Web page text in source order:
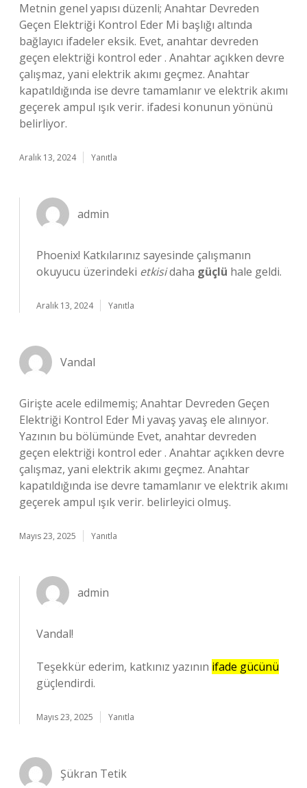
Metnin genel yapısı düzenli; Anahtar Devreden
Geçen Elektriği Kontrol Eder Mi başlığı altında
bağlayıcı ifadeler eksik. Evet, anahtar devreden
geçen elektriği kontrol eder . Anahtar açıkken devre
çalışmaz, yani elektrik akımı geçmez. Anahtar
kapatıldığında ise devre tamamlanır ve elektrik akımı
geçerek ampul ışık verir. ifadesi konunun yönünü
belirliyor.
Aralık 13, 2024 Yanıtla
admin
Phoenix! Katkılarınız sayesinde çalışmanın
okuyucu üzerindeki etkisidaha güçlü hale geldi.
Aralık 13, 2024 Yanıtla
Vandal
Girişte acele edilmemiş; Anahtar Devreden Geçen
Elektriği Kontrol Eder Mi yavaş yavaş ele alınıyor.
Yazının bu bölümünde Evet, anahtar devreden
geçen elektriği kontrol eder . Anahtar açıkken devre
çalışmaz, yani elektrik akımı geçmez. Anahtar
kapatıldığında ise devre tamamlanır ve elektrik akımı
geçerek ampul ışık verir. belirleyici olmuş.
Mayıs 23, 2025 Yanıtla
admin
Vandal!
Teşekkür ederim, katkınız yazının ifade gücünü
güçlendirdi.
Mayıs 23, 2025 Yanıtla
Şükran Tetik